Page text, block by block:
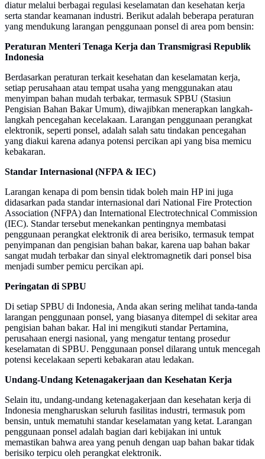
diatur melalui berbagai regulasi keselamatan dan kesehatan kerja
serta standar keamanan industri. Berikut adalah beberapa peraturan
yang mendukung larangan penggunaan ponsel di area pom bensin:
Peraturan Menteri Tenaga Kerja dan Transmigrasi Republik
Indonesia
Berdasarkan peraturan terkait kesehatan dan keselamatan kerja,
setiap perusahaan atau tempat usaha yang menggunakan atau
menyimpan bahan mudah terbakar, termasuk SPBU (Stasiun
Pengisian Bahan Bakar Umum), diwajibkan menerapkan langkah-
langkah pencegahan kecelakaan. Larangan penggunaan perangkat
elektronik, seperti ponsel, adalah salah satu tindakan pencegahan
yang diakui karena adanya potensi percikan api yang bisa memicu
kebakaran.
Standar Internasional (NFPA & IEC)
Larangan kenapa di pom bensin tidak boleh main HP ini juga
didasarkan pada standar internasional dari National Fire Protection
Association (NFPA) dan International Electrotechnical Commission
(IEC). Standar tersebut menekankan pentingnya membatasi
penggunaan perangkat elektronik di area berisiko, termasuk tempat
penyimpanan dan pengisian bahan bakar, karena uap bahan bakar
sangat mudah terbakar dan sinyal elektromagnetik dari ponsel bisa
menjadi sumber pemicu percikan api.
Peringatan di SPBU
Di setiap SPBU di Indonesia, Anda akan sering melihat tanda-tanda
larangan penggunaan ponsel, yang biasanya ditempel di sekitar area
pengisian bahan bakar. Hal ini mengikuti standar Pertamina,
perusahaan energi nasional, yang mengatur tentang prosedur
keselamatan di SPBU. Penggunaan ponsel dilarang untuk mencegah
potensi kecelakaan seperti kebakaran atau ledakan.
Undang-Undang Ketenagakerjaan dan Kesehatan Kerja
Selain itu, undang-undang ketenagakerjaan dan kesehatan kerja di
Indonesia mengharuskan seluruh fasilitas industri, termasuk pom
bensin, untuk mematuhi standar keselamatan yang ketat. Larangan
penggunaan ponsel adalah bagian dari kebijakan ini untuk
memastikan bahwa area yang penuh dengan uap bahan bakar tidak
berisiko terpicu oleh perangkat elektronik.